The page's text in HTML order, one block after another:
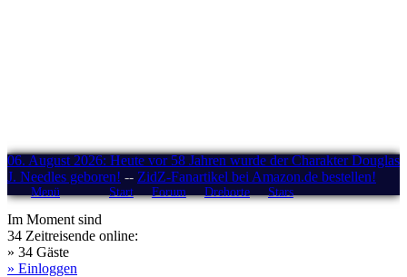
06. August 2026: Heute vor 58 Jahren wurde der Charakter Douglas
J. Needles geboren! -- ZidZ-Fanartikel bei Amazon.de bestellen!
Menü Start Forum Drehorte Stars
Im Moment sind
34 Zeitreisende online:
» 34 Gäste
» Einloggen